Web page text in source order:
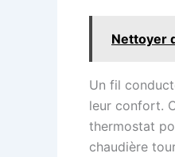
Nettoyer
Un fil
leur confort.
thermostat
chaudière